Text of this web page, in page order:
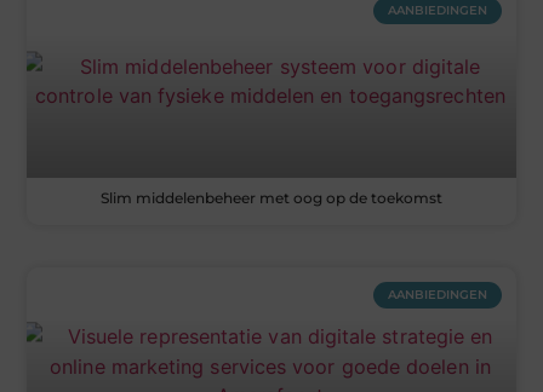
AANBIEDINGEN
Slim middelenbeheer met oog op de toekomst
AANBIEDINGEN